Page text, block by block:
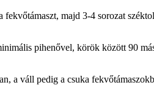
majd 3-4 sorozat
pihenővel, körök között 90
a váll pedig a csuka